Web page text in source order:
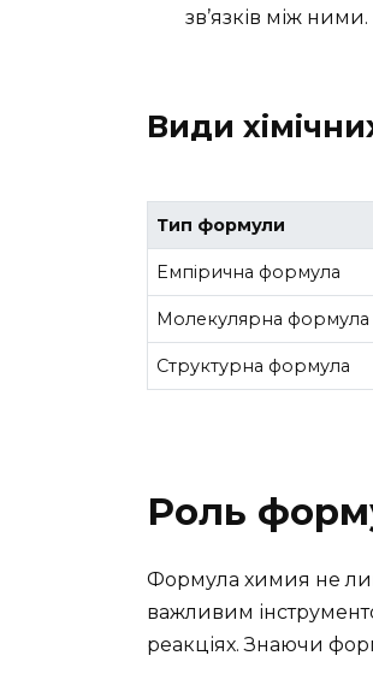
зв’язків між ними.
Види
Тип формули
Емпірична формула
Молекулярна формула
Структурна формула
Роль
Формула химия не
важливим
реакціях. Знаючи